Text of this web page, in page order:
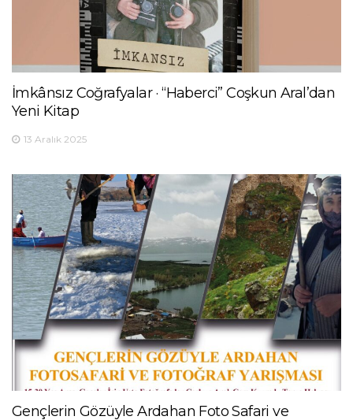
İmkânsız Coğrafyalar · “Haberci” Coşkun Aral’dan
Yeni Kitap
13 Aralık 2025
Gençlerin Gözüyle Ardahan Foto Safari ve